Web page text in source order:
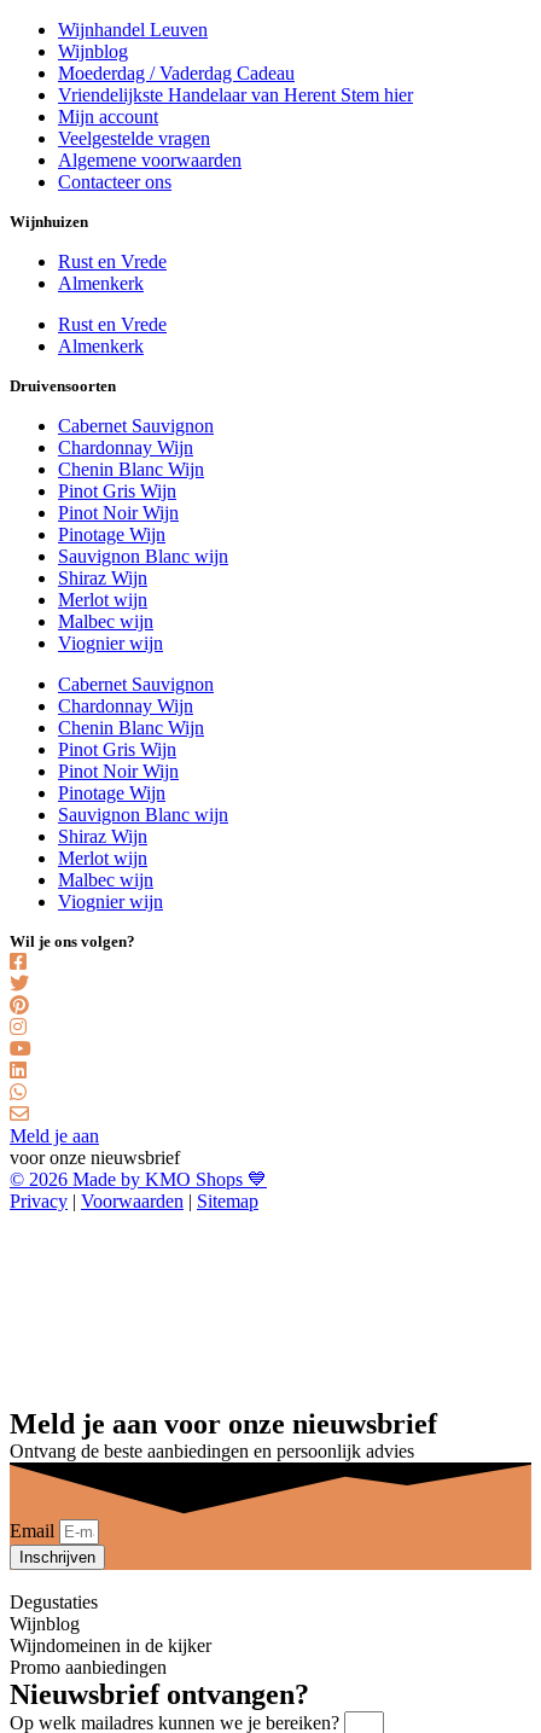
Wijnhandel Leuven
Wijnblog
Moederdag / Vaderdag Cadeau
Vriendelijkste Handelaar van Herent Stem hier
Mijn account
Veelgestelde vragen
Algemene voorwaarden
Contacteer ons
Wijnhuizen
Rust en Vrede
Almenkerk
Rust en Vrede
Almenkerk
Druivensoorten
Cabernet Sauvignon
Chardonnay Wijn
Chenin Blanc Wijn
Pinot Gris Wijn
Pinot Noir Wijn
Pinotage Wijn
Sauvignon Blanc wijn
Shiraz Wijn
Merlot wijn
Malbec wijn
Viognier wijn
Cabernet Sauvignon
Chardonnay Wijn
Chenin Blanc Wijn
Pinot Gris Wijn
Pinot Noir Wijn
Pinotage Wijn
Sauvignon Blanc wijn
Shiraz Wijn
Merlot wijn
Malbec wijn
Viognier wijn
Wil je ons volgen?
Meld je aan
voor onze nieuwsbrief
© 2026 Made by KMO Shops 💙
Privacy | Voorwaarden | Sitemap
Meld je aan voor onze nieuwsbrief
Ontvang de beste aanbiedingen en persoonlijk advies
Email
Inschrijven
Degustaties
Wijnblog
Wijndomeinen in de kijker
Promo aanbiedingen
Nieuwsbrief ontvangen?
Op welk mailadres kunnen we je bereiken?